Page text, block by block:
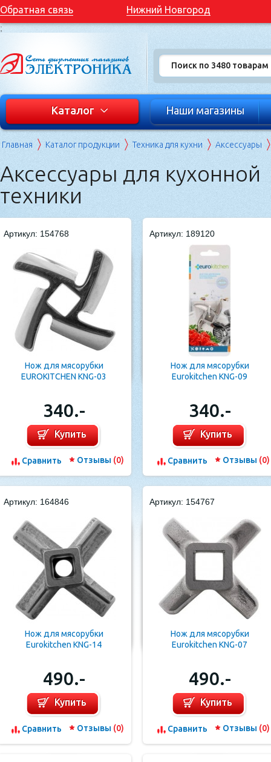
Обратная связь Нижний Новгород
;
Каталог Наши магазины
Главная Каталог продукции Техника для кухни Аксессуары
Аксессуары для кухонной
техники
Артикул: 154768
Нож для мясорубки
EUROKITCHEN KNG-03
340.-
Купить
Cравнить Отзывы (0)
Артикул: 189120
Нож для мясорубки
Eurokitchen KNG-09
340.-
Купить
Cравнить Отзывы (0)
Артикул: 164846
Нож для мясорубки
Eurokitchen KNG-14
490.-
Купить
Cравнить Отзывы (0)
Артикул: 154767
Нож для мясорубки
Eurokitchen KNG-07
490.-
Купить
Cравнить Отзывы (0)